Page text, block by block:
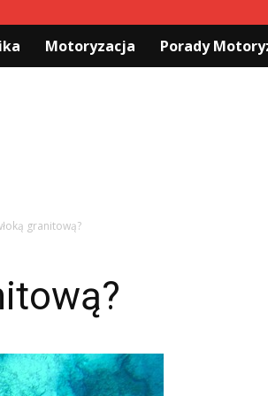
Motoryzacja Porady
granitową?